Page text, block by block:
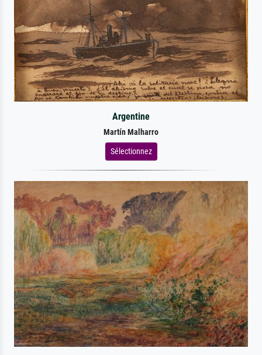
Argentine
Martín Malharro
Sélectionnez